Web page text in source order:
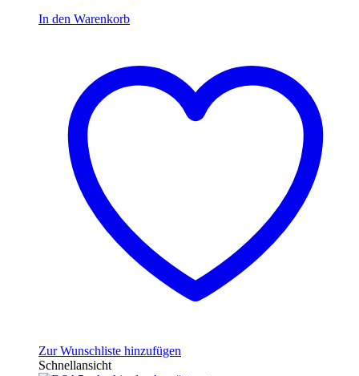
In den Warenkorb
Zur Wunschliste hinzufügen
Schnellansicht